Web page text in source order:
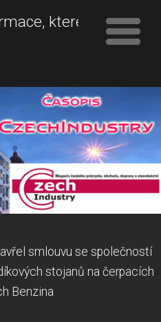
které
smlouvu se společností
stojanů na čerpacích
Benzina